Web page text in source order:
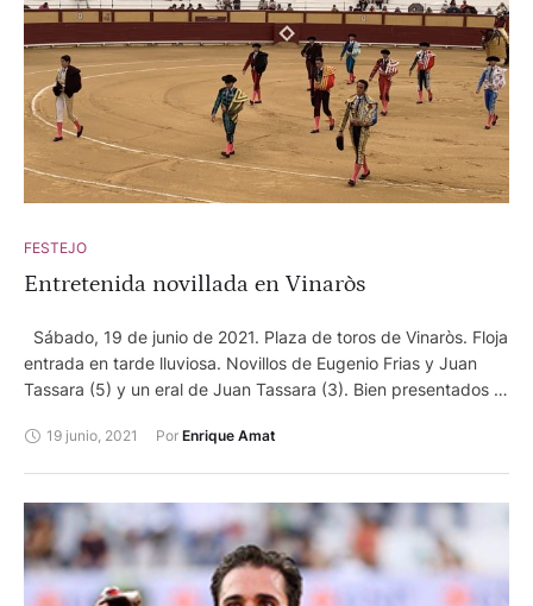
FESTEJO
Entretenida novillada en Vinaròs
Sábado, 19 de junio de 2021. Plaza de toros de Vinaròs. Floja
entrada en tarde lluviosa. Novillos de Eugenio Frias y Juan
Tassara (5) y un eral de Juan Tassara (3). Bien presentados y
saludos y silencio tras aviso. David Garzón (blanco y oro),
oreja tras aviso y palmas tras dos avisos. Jorge Rivera
sobresaliente Curro Valdeóm (nazareno y azabache). Entre las
cuadrillas destacó Jose Casanova. Presidió José Chaler.
Enrique Amat, Vinaròs El novillero Jorge
Martínez, lesionado en la novillada que toreó en Palos de la
19 junio, 2021 Por Enrique Amat